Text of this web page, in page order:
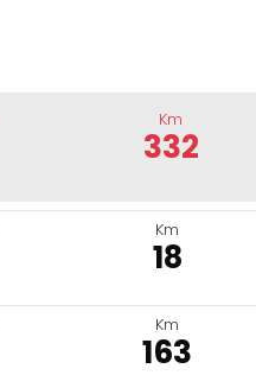
Km
332
Km
18
Km
163